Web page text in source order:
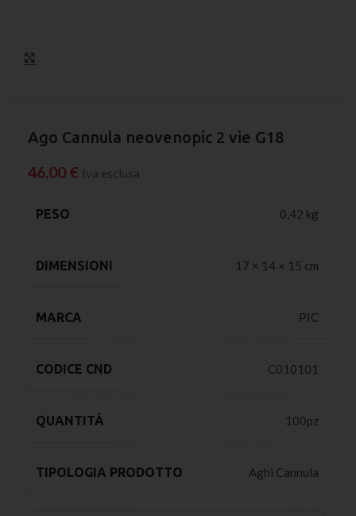
Ago Cannula neovenopic 2 vie G18
46,00 € Iva esclusa
PESO 0,42 kg
DIMENSIONI 17 × 14 × 15 cm
MARCA PIC
CODICE CND C010101
QUANTITÀ 100pz
TIPOLOGIA PRODOTTO Aghi Cannula